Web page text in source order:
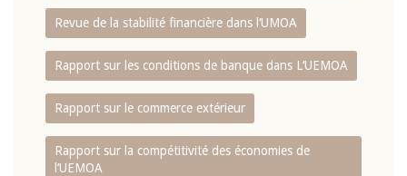
Revue de la stabilité financière dans l‘UMOA
Rapport sur les conditions de banque dans L‘UEMOA
Rapport sur le commerce extérieur
Rapport sur la compétitivité des économies de
l‘UEMOA